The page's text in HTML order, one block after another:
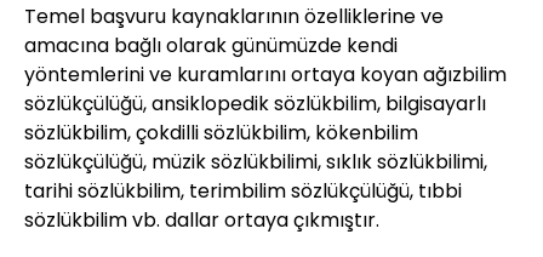
Temel başvuru kaynaklarının özelliklerine ve
amacına bağlı olarak günümüzde kendi
yöntemlerini ve kuramlarını ortaya koyan ağızbilim
sözlükçülüğü, ansiklopedik sözlükbilim, bilgisayarlı
sözlükbilim, çokdilli sözlükbilim, kökenbilim
sözlükçülüğü, müzik sözlükbilimi, sıklık sözlükbilimi,
tarihi sözlükbilim, terimbilim sözlükçülüğü, tıbbi
sözlükbilim vb. dallar ortaya çıkmıştır.